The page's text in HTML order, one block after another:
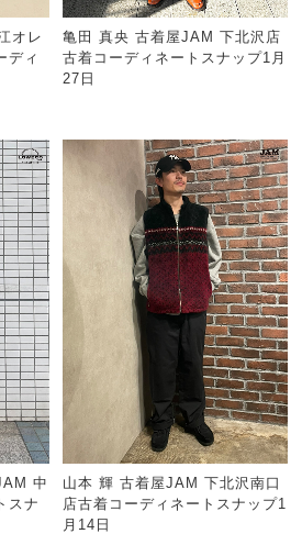
オレ
ディ
亀田 真央 古着屋JAM 下北沢店
古着コーディネートスナップ1月
27日
中
スナ
山本 輝 古着屋JAM 下北沢南口
店古着コーディネートスナップ1
月14日